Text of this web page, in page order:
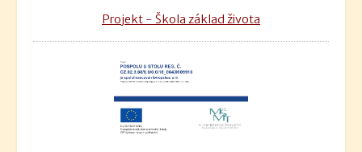
Projekt - Škola základ života